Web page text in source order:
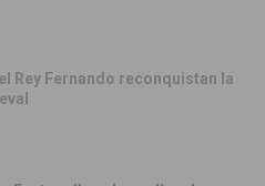
Rey Fernando reconquistan la